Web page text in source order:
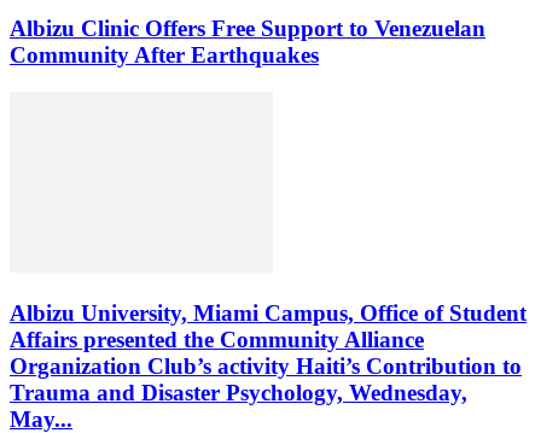
Albizu Clinic Offers Free Support to Venezuelan
Community After Earthquakes
Albizu University, Miami Campus, Office of Student
Affairs presented the Community Alliance
Organization Club’s activity Haiti’s Contribution to
Trauma and Disaster Psychology, Wednesday,
May...